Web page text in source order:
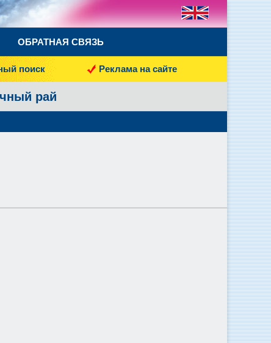
ОБРАТНАЯ СВЯЗЬ
поиск Реклама на сайте
рай